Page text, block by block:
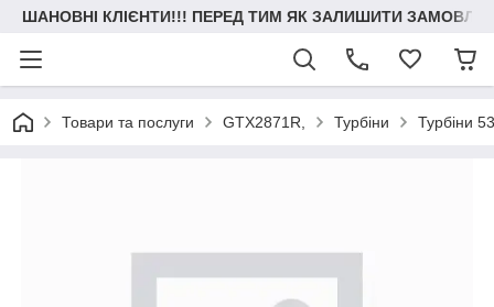
ШАНОВНІ КЛІЄНТИ!!! ПЕРЕД ТИМ ЯК ЗАЛИШИТИ
Товари та послуги GTX2871R, Турбіни Турбіни